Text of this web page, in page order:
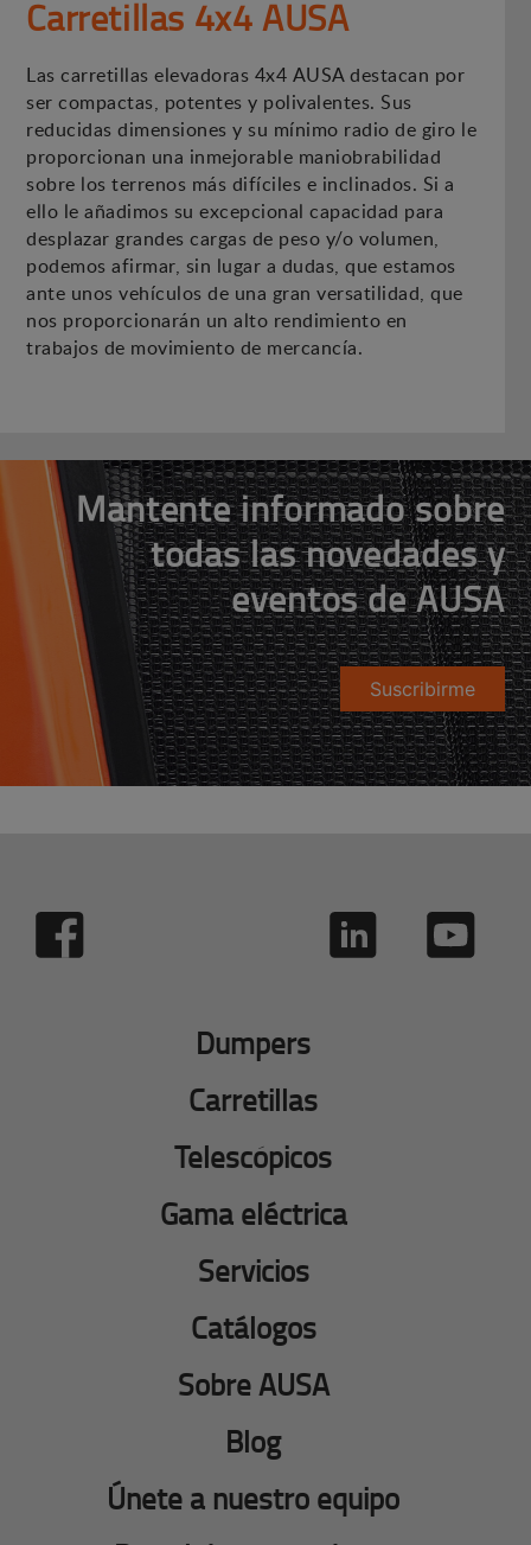
Carretillas 4x4 AUSA
Las carretillas elevadoras 4x4 AUSA destacan por
ser compactas, potentes y polivalentes. Sus
reducidas dimensiones y su mínimo radio de giro le
proporcionan una inmejorable maniobrabilidad
sobre los terrenos más difíciles e inclinados. Si a
ello le añadimos su excepcional capacidad para
desplazar grandes cargas de peso y/o volumen,
podemos afirmar, sin lugar a dudas, que estamos
ante unos vehículos de una gran versatilidad, que
nos proporcionarán un alto rendimiento en
trabajos de movimiento de mercancía.
Mantente informado sobre
todas las novedades y
eventos de AUSA
Suscribirme
Dumpers
Carretillas
Telescópicos
Gama eléctrica
Servicios
Catálogos
Sobre AUSA
Blog
Únete a nuestro equipo